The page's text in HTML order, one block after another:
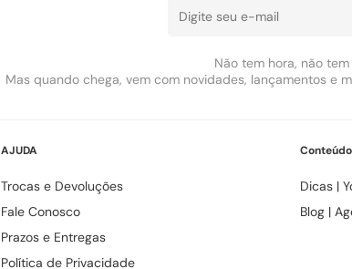
Não tem hora, não tem
Mas quando chega, vem com novidades, lançamentos e
AJUDA
Trocas e Devoluções
Fale Conosco
Prazos e Entregas
Política de Privacidade
Conteúdo
Dicas |
Blog |